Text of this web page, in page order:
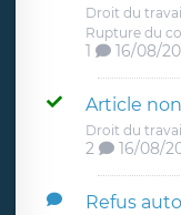
Droit du travail
Rupture du
1 16/08/
Article
Droit du travail
2 16/08/
Refus